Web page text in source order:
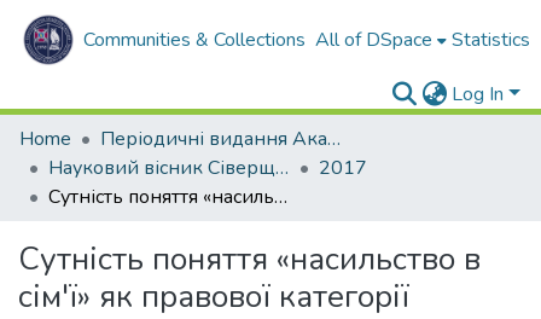
Communities & Collections All of DSpace Statistics
Log In
Home
Періодичні видання Академії
Науковий вісник Сіверщини. Серія: Право.
2017
Сутність поняття «насильство в сім'ї» як правової категорії
Сутність поняття «насильство в
сім'ї» як правової категорії